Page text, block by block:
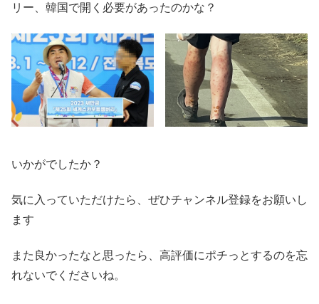
リー、韓国で開く必要があったのかな？
いかがでしたか？
気に入っていただけたら、ぜひチャンネル登録をお願いし
ます
また良かったなと思ったら、高評価にポチっとするのを忘
れないでくださいね。